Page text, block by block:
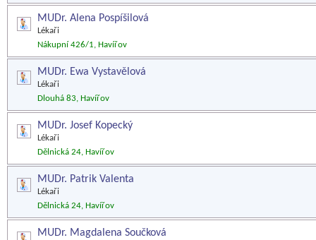
MUDr. Alena Pospíšilová
Lékaři
Nákupní 426/1, Havířov
MUDr. Ewa Vystavělová
Lékaři
Dlouhá 83, Havířov
MUDr. Josef Kopecký
Lékaři
Dělnická 24, Havířov
MUDr. Patrik Valenta
Lékaři
Dělnická 24, Havířov
MUDr. Magdalena Součková